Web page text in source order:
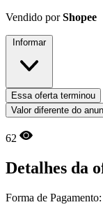
Vendido porShopee
Informar
Essa oferta terminou
Valor diferente do
62
Detalhes da
Forma de Pagamento: